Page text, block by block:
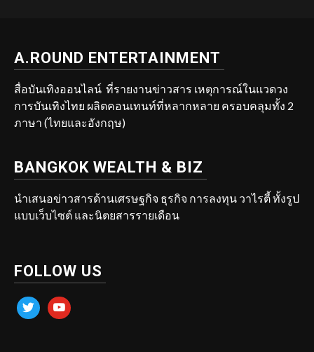
A.ROUND ENTERTAINMENT
สื่อบันเทิงออนไลน์ ที่รายงานข่าวสาร เหตุการณ์ในแวดวง
การบันเทิงไทย ผลิตคอนเทนท์ที่หลากหลาย ครอบคลุมทั้ง 2
ภาษา (ไทยและอังกฤษ)
BANGKOK WEALTH & BIZ
นำเสนอข่าวสารด้านเศรษฐกิจ ธุรกิจ การลงทุน วาไรตี้ ทั้งรูป
แบบเว็บไซต์ และนิตยสารรายเดือน
FOLLOW US
twitter youtube